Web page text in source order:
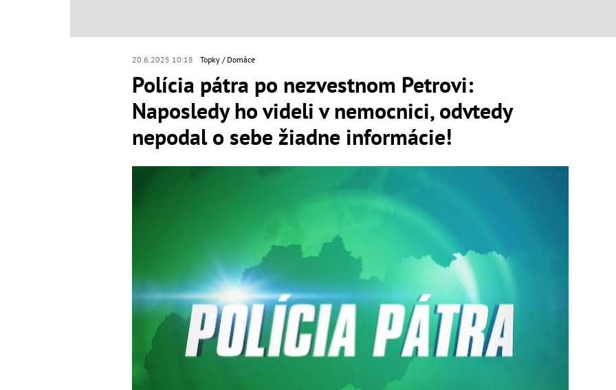
20.6.2025 10:18 Topky Domáce
Polícia pátra po nezvestnom Petrovi:
Naposledy ho videli v nemocnici, odvtedy
nepodal o sebe žiadne informácie!